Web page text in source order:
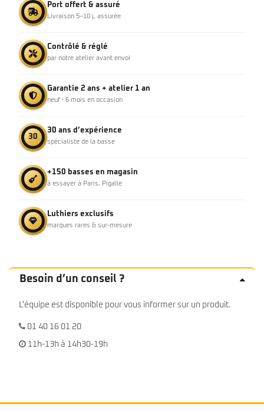
Port offert & assuré
Livraison 5–10 j, assurée
Contrôlé & réglé
par notre atelier avant envoi
Garantie 2 ans + atelier 1 an
neuf · 6 mois en occasion
30
30 ans d’expérience
spécialiste de la basse
+150 basses en magasin
à essayer à Paris, Pigalle
Luthiers exclusifs
marques rares & sur-mesure
Besoin d’un conseil ?
L'équipe est disponible pour vous informer sur un produit.
01 40 16 01 20
11h-13h à 14h30-19h